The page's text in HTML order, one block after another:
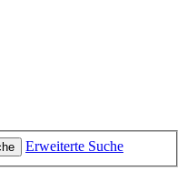
Erweiterte Suche